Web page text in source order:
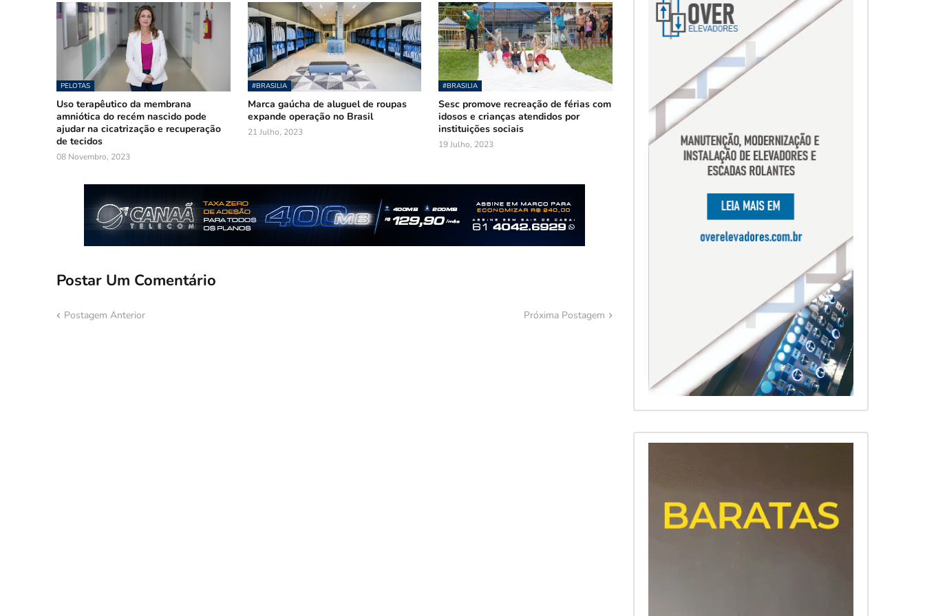
PELOTAS
Uso terapêutico da membrana
amniótica do recém nascido pode
ajudar na cicatrização e recuperação
de tecidos
08 Novembro, 2023
#BRASILIA
Marca gaúcha de aluguel de roupas
expande operação no Brasil
21 Julho, 2023
#BRASILIA
Sesc promove recreação de férias com
idosos e crianças atendidos por
instituições sociais
19 Julho, 2023
Postar Um Comentário
Postagem Anterior Próxima Postagem